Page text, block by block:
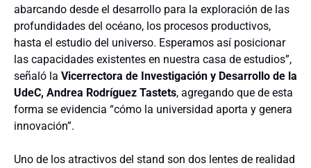
abarcando desde el desarrollo para la exploración de las
profundidades del océano, los procesos productivos,
hasta el estudio del universo. Esperamos así posicionar
las capacidades existentes en nuestra casa de estudios”,
señaló la Vicerrectora de Investigación y Desarrollo de la
UdeC, Andrea Rodríguez Tastets, agregando que de esta
forma se evidencia “cómo la universidad aporta y genera
innovación”.
Uno de los atractivos del stand son dos lentes de realidad